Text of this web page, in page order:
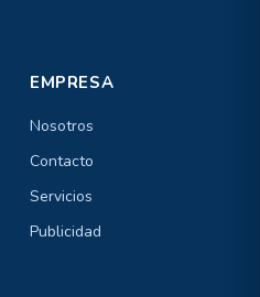
EMPRESA
Nosotros
Contacto
Servicios
Publicidad